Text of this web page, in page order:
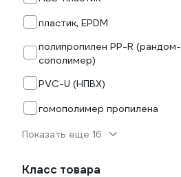
пластик, EPDM
полипропилен PP-R (рандом-
сополимер)
PVC-U (НПВХ)
гомополимер пропилена
Показать еще 16
Класс товара